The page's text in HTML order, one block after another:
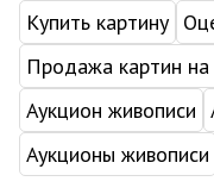
Купить картину
Продажа картин на
Аукцион живописи
Аукционы живописи